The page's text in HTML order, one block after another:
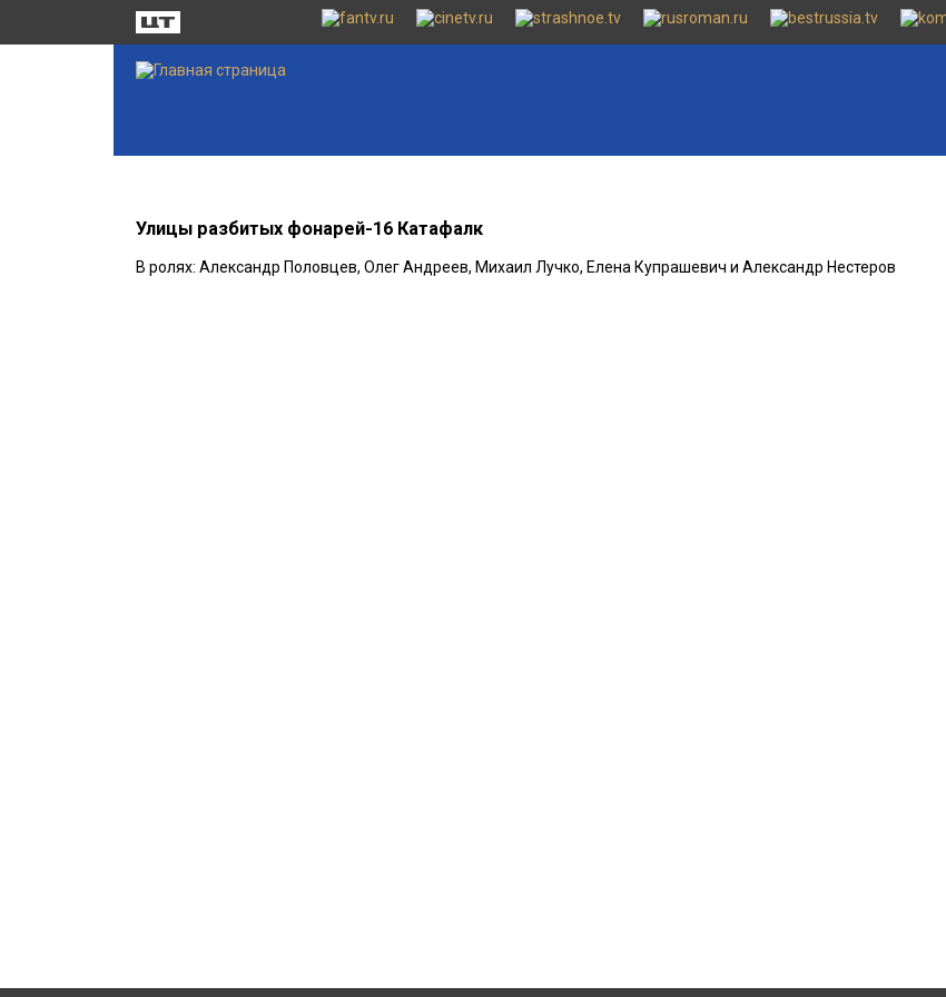
Улицы разбитых фонарей-16 Катафалк
В ролях: Александр Половцев, Олег Андреев, Михаил Лучко, Елена Купрашевич и Александр Нестеров